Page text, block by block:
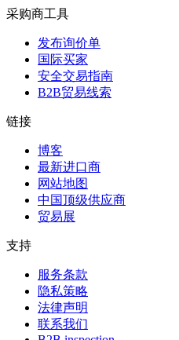
采购商工具
发布询价单
国际买家
安全交易指南
B2B贸易线索
链接
博客
最新进口商
网站地图
中国顶级供应商
贸易展
支持
服务条款
隐私策略
法律声明
联系我们